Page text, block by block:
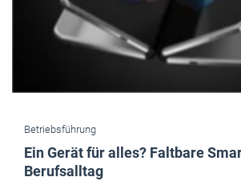
Betriebsführung
Ein Gerät für alles? Faltbare
Berufsalltag